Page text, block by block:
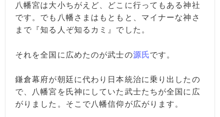
八幡宮は大小ちがえど、どこに行ってもある神社
です。でも八幡さまはもともと、マイナーな神さ
まで『知る人ぞ知るカミ』でした。
それを全国に広めたのが武士の源氏です。
鎌倉幕府が朝廷に代わり日本統治に乗り出したの
で、八幡宮を氏神にしていた武士たちが全国に広
がりました。そこで八幡信仰が広がります。